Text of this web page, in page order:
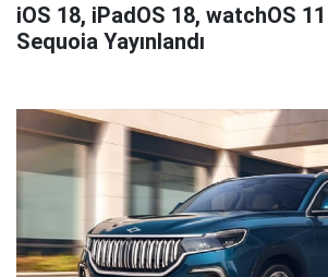
iOS 18, iPadOS 18, watchOS
Sequoia Yayınlandı